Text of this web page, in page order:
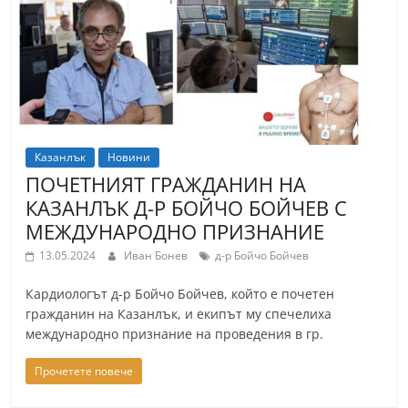
т
К
а
з
а
н
л
ъ
к
и
б
л
с
Казанлък Новини
ПОЧЕТНИЯТ ГРАЖДАНИН НА
КАЗАНЛЪК Д-Р БОЙЧО БОЙЧЕВ С
МЕЖДУНАРОДНО ПРИЗНАНИЕ
13.05.2024 Иван Бонев д-р Бойчо Бойчев
Кардиологът д-р Бойчо Бойчев, който е почетен
гражданин на Казанлък, и екипът му спечелиха
международно признание на проведения в гр.
Прочетете повече